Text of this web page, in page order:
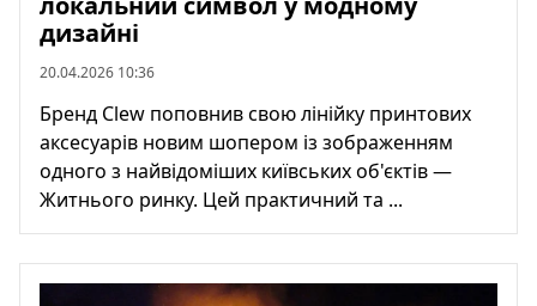
дизайні
20.04.2026 10:36
Бренд Clew поповнив свою лінійку принтових
аксесуарів новим шопером із зображенням
одного з найвідоміших київських об'єктів —
Житнього ринку. Цей практичний та ...